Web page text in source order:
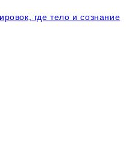
где тело и сознание